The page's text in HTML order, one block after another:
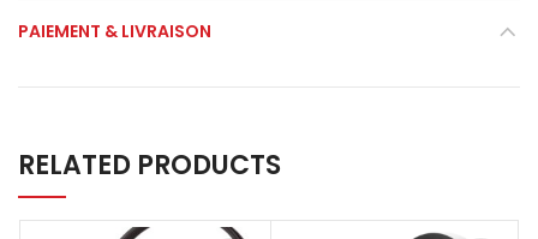
PAIEMENT & LIVRAISON
RELATED PRODUCTS